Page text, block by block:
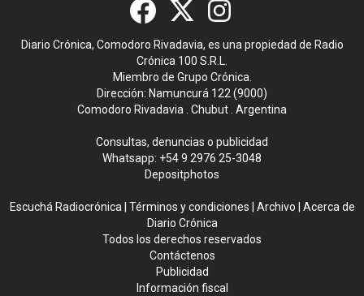
Diario Crónica, Comodoro Rivadavia, es una propiedad de Radio
Crónica 100 S.R.L.
Miembro de Grupo Crónica.
Dirección: Namuncurá 122 (9000)
Comodoro Rivadavia . Chubut . Argentina
Consultas, denuncias o publicidad
Whatsapp: +54 9 2976 25-3048
Depositphotos
Escuchá Radiocrónica Términos y condiciones Archivo
Acerca de
Diario Crónica
Todos los derechos reservados
Contáctenos
Publicidad
Información fiscal